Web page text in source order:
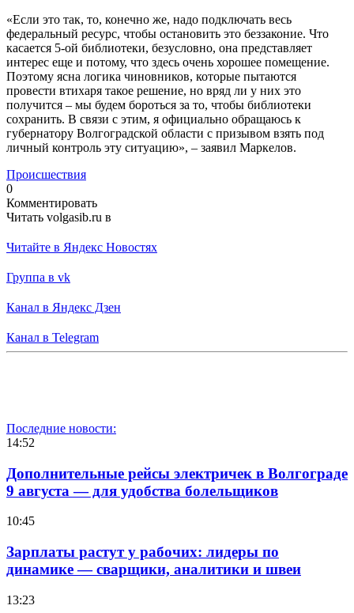
«Если это так, то, конечно же, надо подключать весь
федеральный ресурс, чтобы остановить это беззаконие. Что
касается 5-ой библиотеки, безусловно, она представляет
интерес еще и потому, что здесь очень хорошее помещение.
Поэтому ясна логика чиновников, которые пытаются
провести втихаря такое решение, но вряд ли у них это
получится – мы будем бороться за то, чтобы библиотеки
сохранить. В связи с этим, я официально обращаюсь к
губернатору Волгоградской области с призывом взять под
личный контроль эту ситуацию», – заявил Маркелов.
Происшествия
0
Комментировать
Читать volgasib.ru в
Читайте в Яндекс Новостях
Группа в vk
Канал в Яндекс Дзен
Канал в Telegram
Последние новости:
14:52
Дополнительные рейсы электричек в Волгограде
9 августа — для удобства болельщиков
10:45
Зарплаты растут у рабочих: лидеры по
динамике — сварщики, аналитики и швеи
13:23